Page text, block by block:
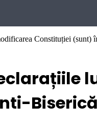
Constituției (sunt)